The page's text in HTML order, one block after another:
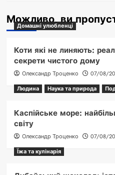
Можливо, ви
Домашні улюбленці
Коти які не линяють:
секрети чистого дому
Олександр Троценко
07/08/
Людина
Наука та природа
Каспійське море:
світу
Олександр Троценко
07/08/
Їжа та кулінарія